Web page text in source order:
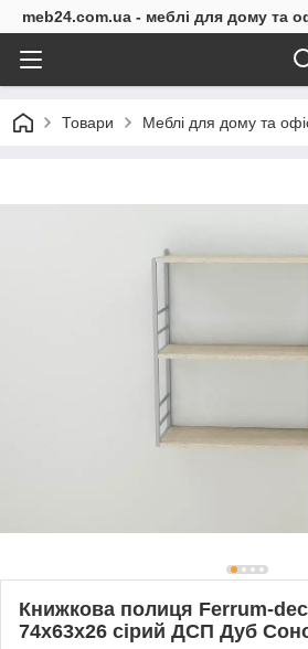
meb24.com.ua - меблі для дому та
Товари Меблі для дому та
Книжкова полиця Ferrum-
74x63x26 сірий ДСП Дуб